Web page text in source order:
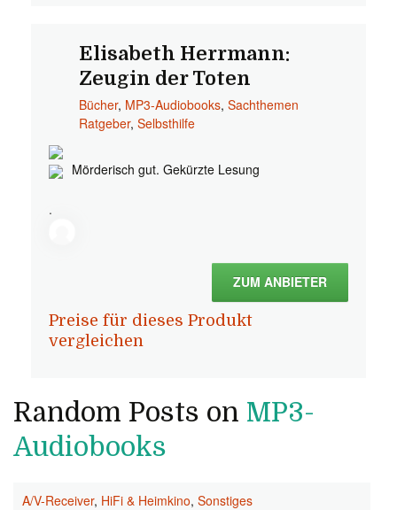
Elisabeth Herrmann:
Zeugin der Toten
Bücher, MP3-Audiobooks, Sachthemen
Ratgeber, Selbsthilfe
Mörderisch gut. Gekürzte Lesung
.
ZUM ANBIETER
Preise für dieses Produkt
vergleichen
Random Posts on MP3-
Audiobooks
A/V-Receiver, HiFi & Heimkino, Sonstiges